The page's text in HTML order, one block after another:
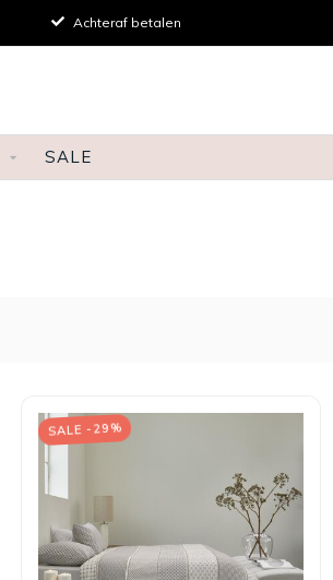
Persoonlijk advies
SALE
SALE -29%